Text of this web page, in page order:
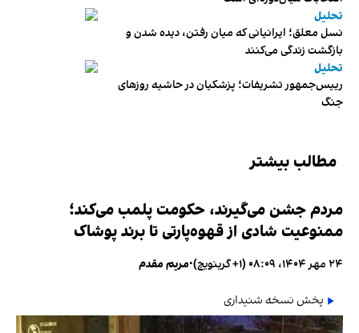
تحلیل
نسل معلق؛ ایرانیانی که میان رفتن، دیده شدن و
بازگشت زندگی می‌کنند
تحلیل
رییس‌جمهور تشریفات؛ پزشکیان در حاشیه روزهای
جنگ
مطالب بیشتر
مردم جشن می‌گیرند، حکومت پلمب می‌کند؛
ممنوعیت شادی از قهوه‌پارتی تا برند پوشاک
۲۴ مهر ۱۴۰۴، ۰۸:۰۹ (‎+۱ گرینویچ) •مریم مقدم
پخش نسخه شنیداری